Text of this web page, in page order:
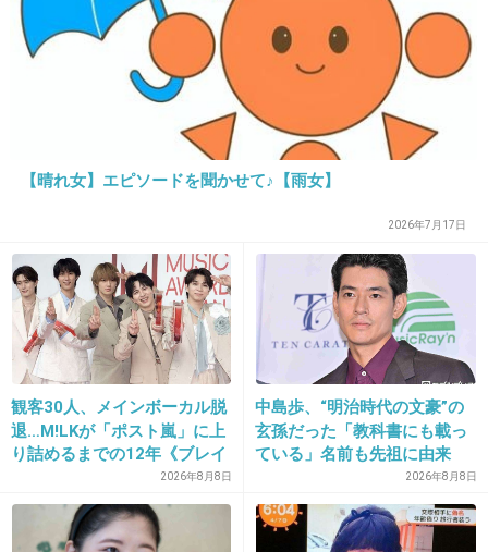
でもあとは前田敦子も大島優子もダメ～
女優として全然ダメ
+128 -49
マイナー映画だからまだまし？
前田敦子みたいにガンガンごり押しされるより
はね
-37
15. 匿名2014/05/04(日) 10:08:07
この人嫌いだわ〜
めちゃイケの運動会?の企画のわざとらしさが
【晴れ女】エピソードを聞かせて♪【雨女】
2026年7月17日
観客30人、メインボーカル脱
退…M!LKが「ポスト嵐」に上
り詰めるまでの12年《ブレイ
2026年8月8日
中島歩、“明治時代の文豪”の
玄孫だった「教科書にも載っ
ている」名前も先祖に由来
2026年8月8日